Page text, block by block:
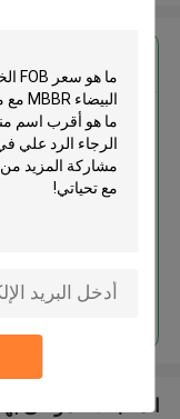
المنتجات الموصى بها